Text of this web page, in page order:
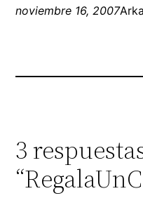
noviembre 16, 2007
3